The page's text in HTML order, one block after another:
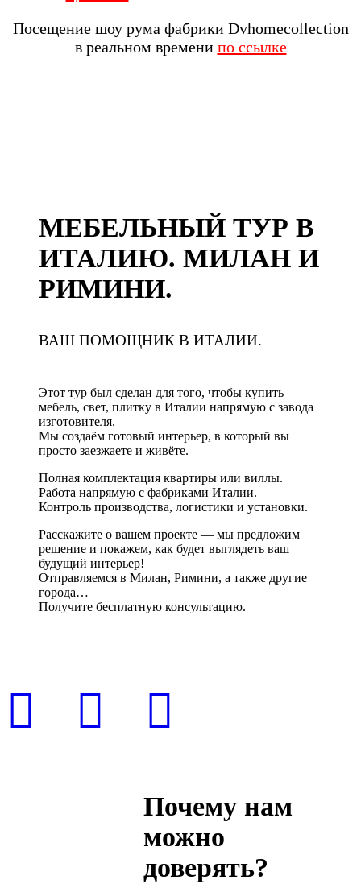
Посещение шоу рума фабрики Dvhomecollection
в реальном времени по ссылке
МЕБЕЛЬНЫЙ ТУР В
ИТАЛИЮ. МИЛАН И
РИМИНИ.
ВАШ ПОМОЩНИК В ИТАЛИИ.
Этот тур был сделан для того, чтобы купить
мебель, свет, плитку в Италии напрямую с завода
изготовителя.
Мы создаём готовый интерьер, в который вы
просто заезжаете и живёте.
Полная комплектация квартиры или виллы.
Работа напрямую с фабриками Италии.
Контроль производства, логистики и установки.
Расскажите о вашем проекте — мы предложим
решение и покажем, как будет выглядеть ваш
будущий интерьер!
Отправляемся в Милан, Римини, а также другие
города…
Получите бесплатную консультацию.
Почему нам
можно
доверять?